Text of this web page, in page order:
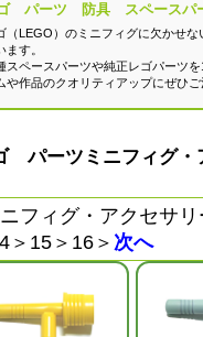
パーツ 防具 スペースパー
（LEGO）のミニフィグに欠かせ
ます。
スペースパーツや純正レゴパーツ
や作品のクオリティアップにぜひご
パーツミニフィグ
ニフィグ・アクセサリ
＞ 15 ＞ 16 ＞ 次へ